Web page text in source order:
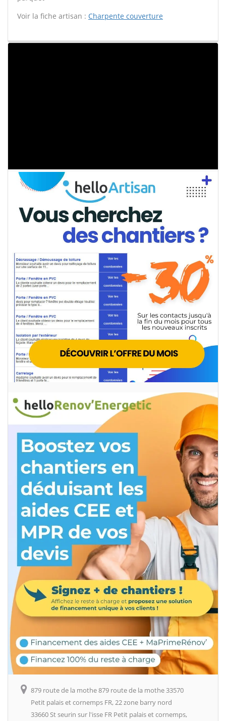
Voir la fiche artisan : Charpente couverture
879 route de la mothe 879 route de la mothe 33570
Petit palais et cornemps FR, 22 zone barry nord
33660 St seurin sur l'isse FR Petit palais et cornemps,